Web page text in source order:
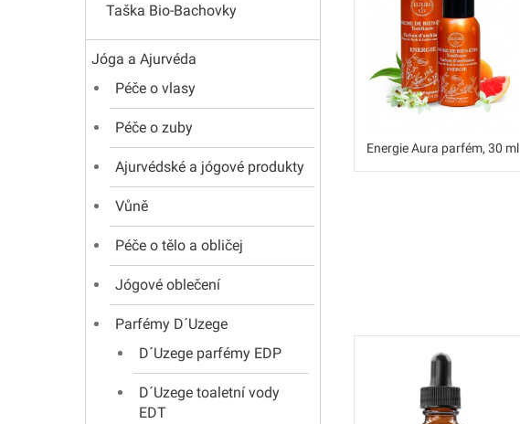
Taška Bio-Bachovky
Jóga a Ajurvéda
Péče o vlasy
Péče o zuby
Ajurvédské a jógové produkty
Vůně
Péče o tělo a obličej
Jógové oblečení
Parfémy D´Uzege
D´Uzege parfémy EDP
D´Uzege toaletní vody
EDT
Energie Aura parfém, 30 ml